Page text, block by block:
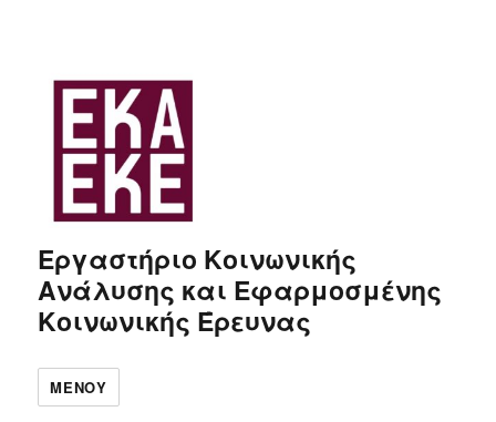
Εργαστήριο Κοινωνικής
Ανάλυσης και Εφαρμοσμένης
Κοινωνικής Έρευνας
ΜΕΝΟΎ